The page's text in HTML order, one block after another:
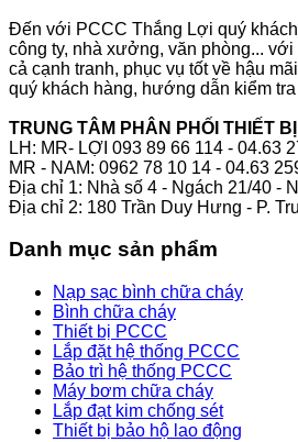
Đến với PCCC Thắng Lợi quý
công ty, nhà xưởng, văn phòng...
cả cạnh tranh, phục vụ tốt về hậu
quý khách hàng, hướng dẫn kiểm
TRUNG TÂM PHÂN PHỐI THIẾT
LH: MR- LỢI 093 89 66 114 - 04.63
MR - NAM: 0962 78 10 14 - 04.63
Địa chỉ 1: Nhà số 4 - Ngách 21/40 -
Địa chỉ 2: 180 Trần Duy Hưng - P.
Danh mục sản phẩm
Nạp sạc bình chữa cháy
Bình chữa cháy
Thiết bị PCCC
Lắp đặt hệ thống PCCC
Bảo trì hệ thống PCCC
Máy bơm chữa cháy
Lắp đạt kim chống sét
Thiết bị bảo hộ lao động